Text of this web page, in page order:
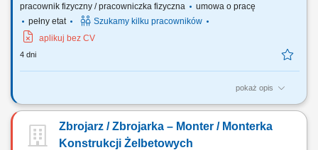
pracownik fizyczny / pracowniczka fizyczna
umowa o pracę
pełny etat
Szukamy kilku pracowników
aplikuj bez CV
4 dni
pokaż opis
Twój zakres obowiązków: Wykonywanie konstrukcji stalowych,
Praca przy jednym z naszych projektów m.in. mostach i tunelach;
Zbrojarz / Zbrojarka – Monter / Monterka
Konstrukcji Żelbetowych